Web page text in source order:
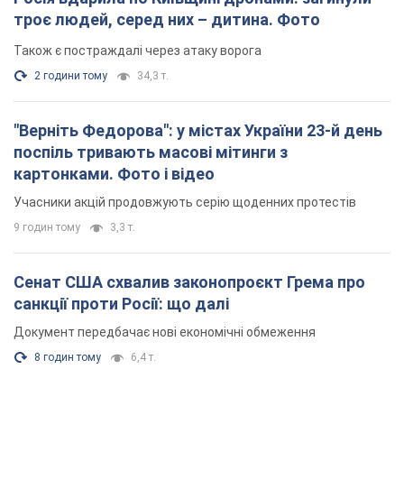
Сенат США схвалив законопроєкт Грема про
санкції проти Росії: що далі
8 годин тому